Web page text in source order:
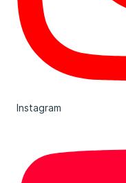
Instagram